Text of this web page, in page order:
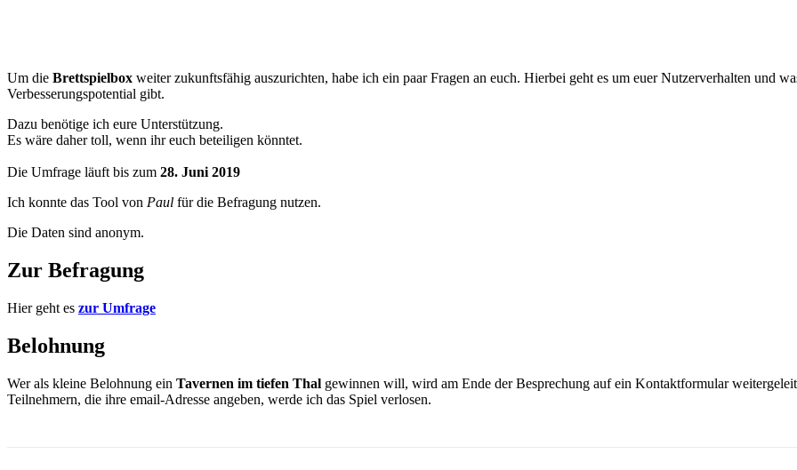
Um die Brettspielbox weiter zukunftsfähig auszurichten, habe ich ein paar Fragen an euch. Hierbei geht es um euer Nutzerverhalten und
Verbesserungspotential gibt.
Dazu benötige ich eure Unterstützung.
Es wäre daher toll, wenn ihr euch beteiligen könntet.
Die Umfrage läuft bis zum 28. Juni 2019
Ich konnte das Tool von Paul für die Befragung nutzen.
Die Daten sind anonym.
Zur Befragung
Hier geht es zur Umfrage
Belohnung
Wer als kleine Belohnung ein Tavernen im tiefen Thal gewinnen will, wird am Ende der Besprechung auf ein Kontaktformular
Teilnehmern, die ihre email-Adresse angeben, werde ich das Spiel verlosen.